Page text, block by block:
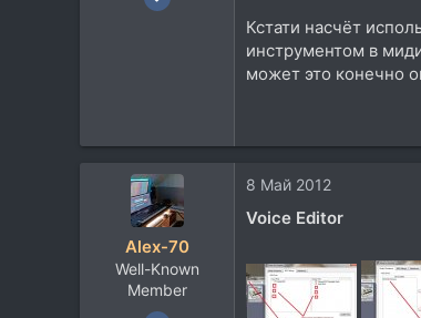
Кстати насчёт
инструментом в
может это конечно
Alex-70
Well-Known
Member
8 Май 2012
Voice Editor